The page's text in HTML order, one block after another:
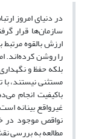
در دنیای امروز
سازمان‌ها قرار
ارزش بالقوه
را روشن
بلکه حفظ و
مستثنی نیستند،
باکیفیت انجام
غیرواقع بینانه
نواقص موجود در
مطالعه به بررسی